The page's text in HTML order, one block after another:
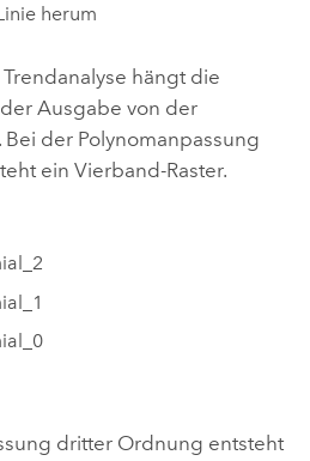
herum
hängt die
Ausgabe von der
der Polynomanpassung
ein Vierband-Raster.
dritter Ordnung entsteht